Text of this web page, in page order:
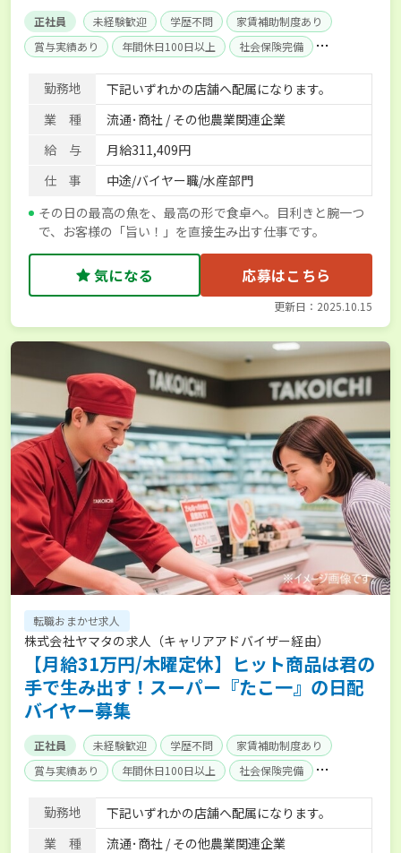
正社員 未経験歓迎 学歴不問
家賃補助制度あり
賞与実績あり
年間休日100日以上
社会保険完備
勤務地
下記いずれかの店舗へ配属になります。
業 種
流通･商社 / その他農業関連企業
給 与
月給311,409円
仕 事
中途/バイヤー職/水産部門
その日の最高の魚を、最高の形で食卓へ。目利きと腕一つ
で、お客様の「旨い！」を直接生み出す仕事です。
気になる 応募はこちら
更新日：2025.10.15
転職おまかせ求人
株式会社ヤマタの求人（キャリアアドバイザー経由）
【月給31万円/木曜定休】ヒット商品は君の
手で生み出す！スーパー『たこ一』の日配
バイヤー募集
正社員 未経験歓迎 学歴不問
家賃補助制度あり
賞与実績あり
年間休日100日以上
社会保険完備
勤務地
下記いずれかの店舗へ配属になります。
業 種
流通･商社 / その他農業関連企業